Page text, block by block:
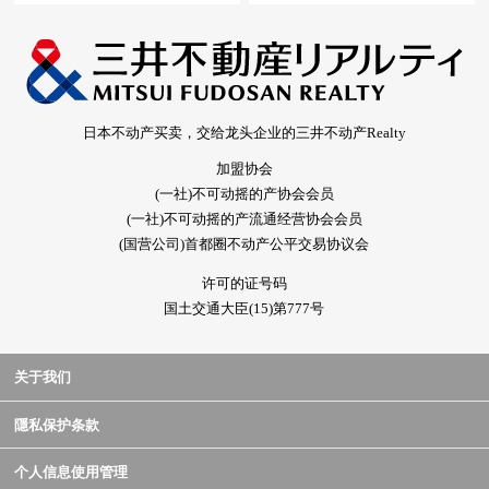
日本不动产买卖，交给龙头企业的三井不动产Realty
加盟协会
(一社)不可动摇的产协会会员
(一社)不可动摇的产流通经营协会会员
(国营公司)首都圈不动产公平交易协议会
许可的证号码
国土交通大臣(15)第777号
关于我们
隱私保护条款
个人信息使用管理